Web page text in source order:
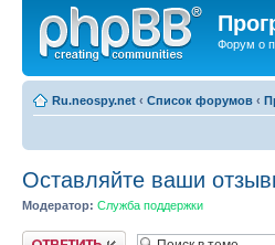
Форум о
Ru.neospy.net ‹ Список форумов ‹
Оставляйте ваши
Модератор: Служба поддержки
Ответить